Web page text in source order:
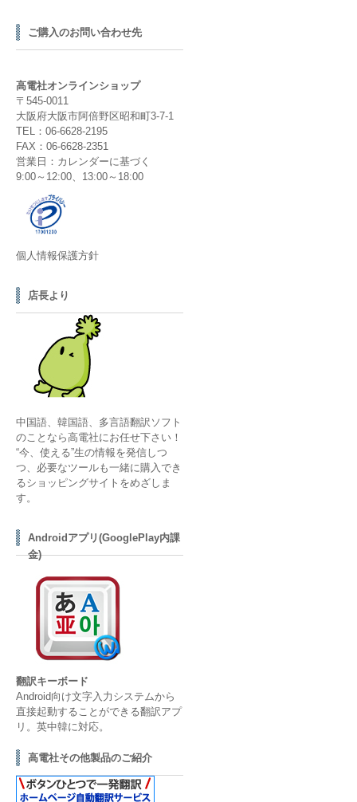
ご購入のお問い合わせ先
高電社オンラインショップ
〒545-0011
大阪府大阪市阿倍野区昭和町3-7-1
TEL：06-6628-2195
FAX：06-6628-2351
営業日：カレンダーに基づく
9:00～12:00、13:00～18:00
個人情報保護方針
店長より
中国語、韓国語、多言語翻訳ソフト
のことなら高電社にお任せ下さい！
“今、使える”生の情報を発信しつ
つ、必要なツールも一緒に購入でき
るショッピングサイトをめざしま
す。
Androidアプリ(GooglePlay内課
金)
翻訳キーボード
Android向け文字入力システムから
直接起動することができる翻訳アプ
リ。英中韓に対応。
高電社その他製品のご紹介